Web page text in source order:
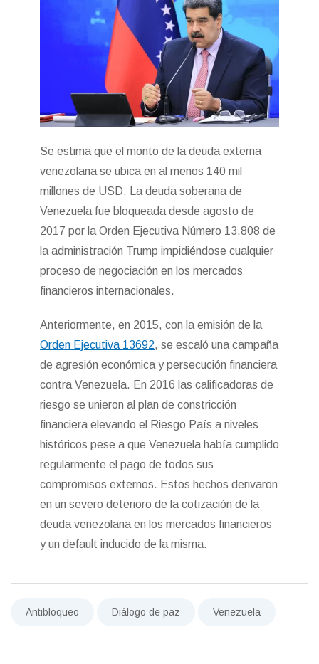
Se estima que el monto de la deuda externa
venezolana se ubica en al menos 140 mil
millones de USD. La deuda soberana de
Venezuela fue bloqueada desde agosto de
2017 por la Orden Ejecutiva Número 13.808 de
la administración Trump impidiéndose cualquier
proceso de negociación en los mercados
financieros internacionales.
Anteriormente, en 2015, con la emisión de la
Orden Ejecutiva 13692, se escaló una campaña
de agresión económica y persecución financiera
contra Venezuela. En 2016 las calificadoras de
riesgo se unieron al plan de constricción
financiera elevando el Riesgo País a niveles
históricos pese a que Venezuela había cumplido
regularmente el pago de todos sus
compromisos externos. Estos hechos derivaron
en un severo deterioro de la cotización de la
deuda venezolana en los mercados financieros
y un default inducido de la misma.
Antibloqueo Diálogo de paz Venezuela